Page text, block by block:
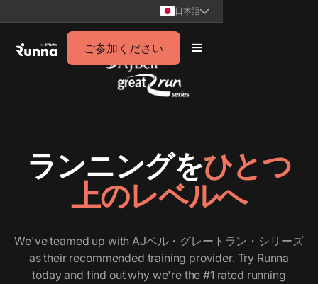
日本語
ご参加ください
ランニングをひとつ
上のレベルへ
We've teamed up with AJベル・グレートラン・シリーズ
as their recommended training provider. Try Runna
today and find out why we're the #1 rated running